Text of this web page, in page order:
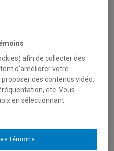
L’expert en location et
afin de collecter des
d’améliorer votre
des contenus vidéo,
etc. Vous
en sélectionnant
témoins